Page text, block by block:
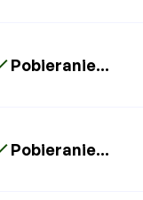
Pobieranie...
Pobieranie...